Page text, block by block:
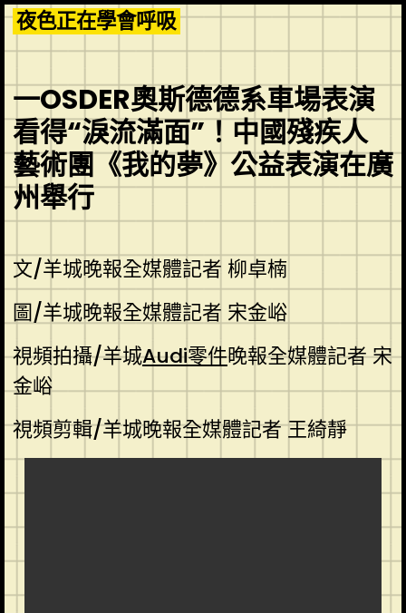
Skip
to
content
夜色正在學會呼吸
一OSDER奧斯德德系車場表演
看得“淚流滿面”！中國殘疾人
藝術團《我的夢》公益表演在廣
州舉行
文/羊城晚報全媒體記者 柳卓楠
圖/羊城晚報全媒體記者 宋金峪
視頻拍攝/羊城Audi零件晚報全媒體記者 宋
金峪
視頻剪輯/羊城晚報全媒體記者 王綺靜